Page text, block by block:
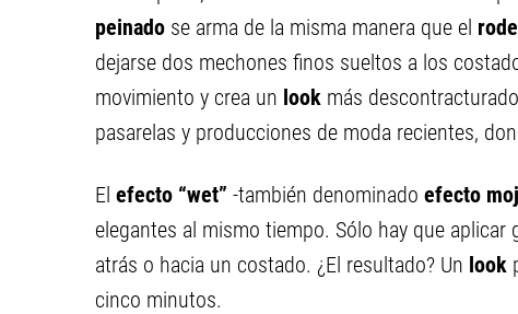
peinado se arma de la misma manera que el
dejarse dos mechones finos sueltos a los
movimiento y crea un look más
pasarelas y producciones de moda recientes,
El efecto “wet” -también denominado efecto
elegantes al mismo tiempo. Sólo hay que
atrás o hacia un costado. ¿El resultado? Un look
cinco minutos.